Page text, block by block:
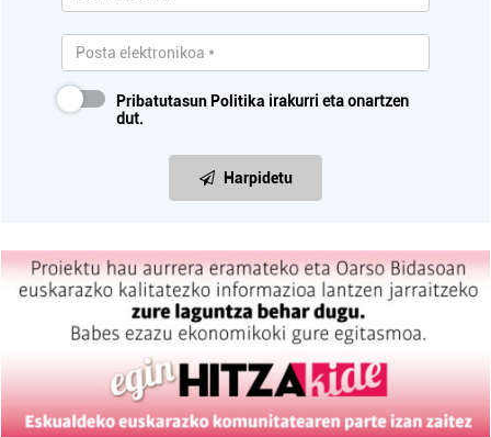
Pribatutasun Politika irakurri eta onartzen
dut.
Harpidetu